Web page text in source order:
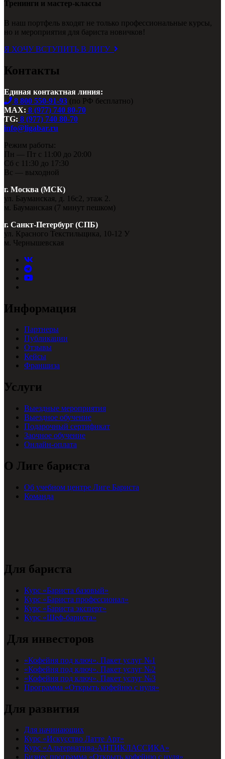
Тренинги и мастер-классы
В наш портфель входят не только профессиональные курсы,
но и мероприятия для бариста новичков!
Я ХОЧУ ВСТУПИТЬ В ЛИГУ
Контакты
Единая контактная линия:
8 800 550-91-93 (по РФ бесплатно)
MAX: 8 (977) 740 80-70
TG: 8 (977) 740 80-70
info@ligabar.ru
Режим работы:
Пн — Пт с 11:00 до 20:00
Сб с 11:30 до 17:30
Вс — выходной
г. Москва (МСК)
ул. Бауманская, д. 16с2, этаж 2.
м. Бауманская (7 минут пешком)
г. Санкт-Петербург (СПБ)
ул. Красного Текстильщика, 10-12 У
м. Чернышевская
Информация
Партнеры
Публикации
Отзывы
Кейсы
Франшиза
Услуги
Выездные мероприятия
Выездное обучение
Подарочный сертификат
Заочное обучение
Онлайн-оплата
О Лиге бариста
Об учебном центре Лиге Бариста
Команда
Для бариста
Курс «Бариста базовый»
Курс «Бариста профессионал»
Курс «Бариста эксперт»
Курс «Шеф-бариста»
Для инвесторов
«Кофейня под ключ». Пакет услуг №1
«Кофейня под ключ». Пакет услуг №2
«Кофейня под ключ». Пакет услуг №3
Программа «Открыть кофейню с нуля»
Для развития
Для начинающих
Курс «Искусство Латте Арт»
Курс «Альтернатива-АНТИКЛАССИКА»
Бизнес программа «Открыть кофейню с нуля»